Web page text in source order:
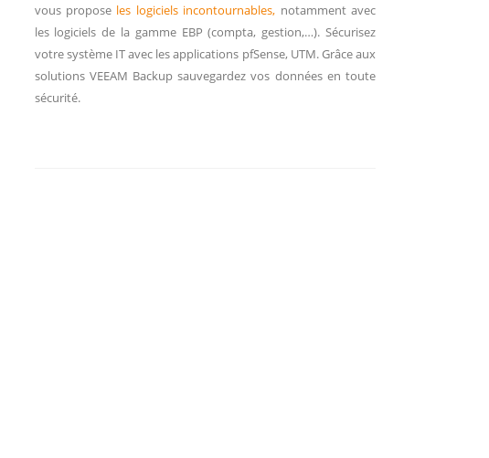
vous propose les logiciels incontournables, notamment avec
les logiciels de la gamme EBP (compta, gestion,…). Sécurisez
votre système IT avec les applications pfSense, UTM. Grâce aux
solutions VEEAM Backup sauvegardez vos données en toute
sécurité.